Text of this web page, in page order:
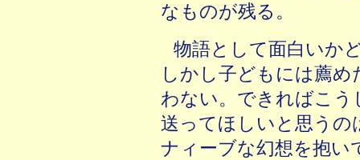
なものが残る。
物語として面白いか
しかし子どもには薦
わない。できればこう
送ってほしいと思うの
ナィーブな幻想を抱い